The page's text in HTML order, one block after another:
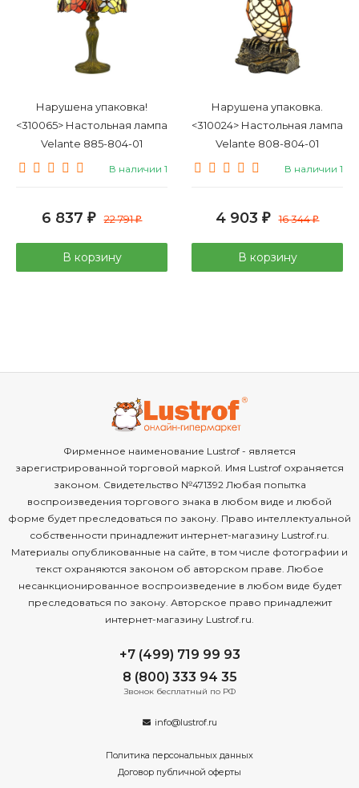
Нарушена упаковка!
<310065> Настольная лампа
Velante 885-804-01
В наличии 1
6 837 ₽ 22 791₽
В корзину
Нарушена упаковка.
<310024> Настольная лампа
Velante 808-804-01
В наличии 1
4 903 ₽ 16 344₽
В корзину
Фирменное наименование Lustrof - является
зарегистрированной торговой маркой. Имя Lustrof охраняется
законом. Свидетельство №471392 Любая попытка
воспроизведения торгового знака в любом виде и любой
форме будет преследоваться по закону. Право интеллектуальной
собственности принадлежит интернет-магазину Lustrof.ru.
Материалы опубликованные на сайте, в том числе фотографии и
текст охраняются законом об авторском праве. Любое
несанкционированное воспроизведение в любом виде будет
преследоваться по закону. Авторское право принадлежит
интернет-магазину Lustrof.ru.
+7 (499) 719 99 93
8 (800) 333 94 35
Звонок бесплатный по РФ
info@lustrof.ru
Политика персональных данных
Договор публичной оферты